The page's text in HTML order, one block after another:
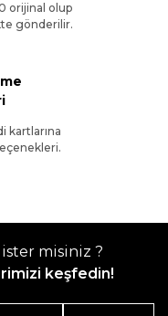
orijinal olup
gönderilir.
kartlarına
misiniz ?
keşfedin!